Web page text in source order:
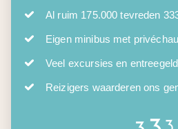
Al ruim 175.000 tevreden
Eigen minibus met
Veel excursies en
Reizigers waarderen ons